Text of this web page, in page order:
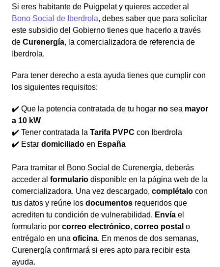
Si eres habitante de Puigpelat y quieres acceder al
Bono Social de Iberdrola, debes saber que para solicitar
este subsidio del Gobierno tienes que hacerlo a través
de Curenergía, la comercializadora de referencia de
Iberdrola.
Para tener derecho a esta ayuda tienes que cumplir con
los siguientes requisitos:
✔️ Que la potencia contratada de tu hogar no sea mayor
a 10 kW
✔️ Tener contratada la Tarifa PVPC con Iberdrola
✔️ Estar domiciliado en España
Para tramitar el Bono Social de Curenergía, deberás
acceder al formulario disponible en la página web de la
comercializadora. Una vez descargado, complétalo con
tus datos y reúne los documentos requeridos que
acrediten tu condición de vulnerabilidad. Envía el
formulario por correo electrónico, correo postal o
entrégalo en una oficina. En menos de dos semanas,
Curenergía confirmará si eres apto para recibir esta
ayuda.